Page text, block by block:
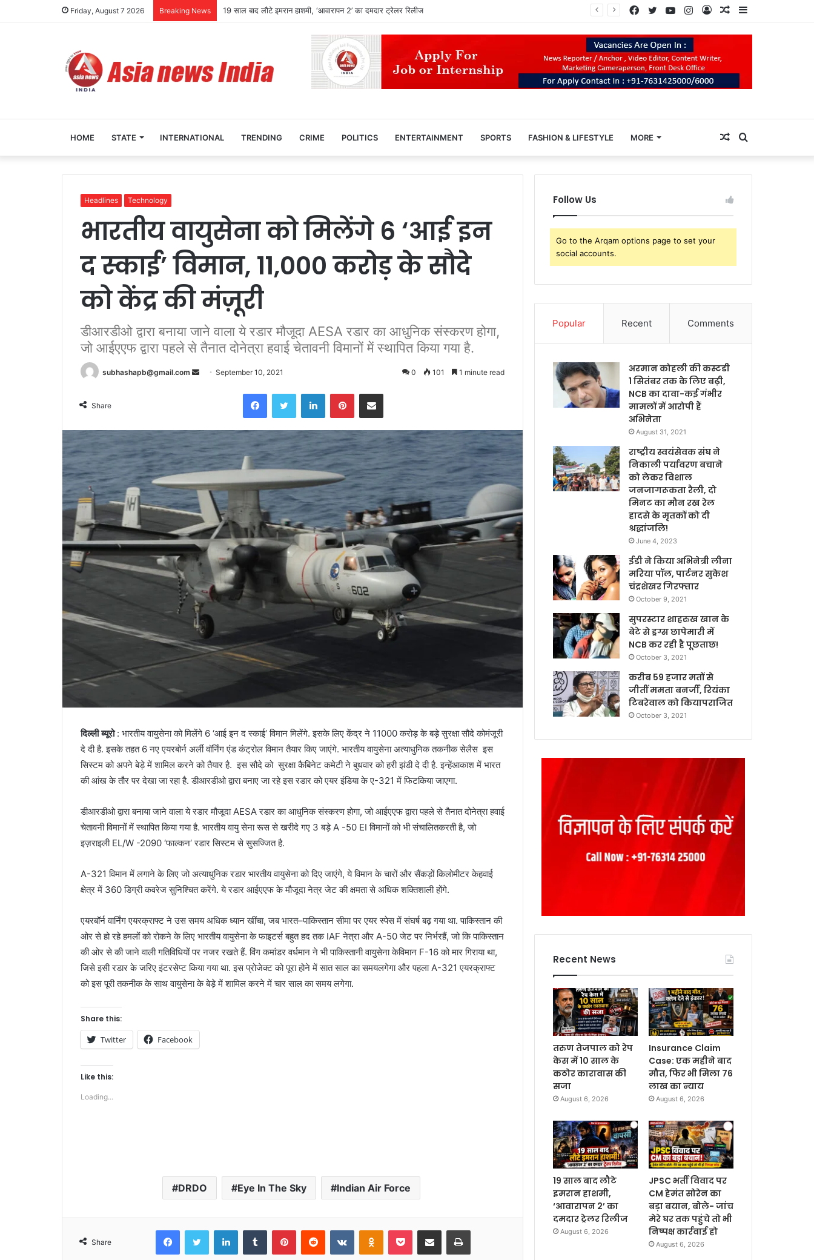
Friday, August 7 2026 Breaking News JPSC भर्ती विवाद पर CM हेमंत सोरेन का बड़ा बयान, बोले- जांच मेरे घर तक पहुंचे तो भी निष्पक्ष कार्रवाई हो Sidebar
Random
Log
Instagram
YouTube
Twitter
Facebook
HOME STATE INTERNATIONAL TRENDING CRIME POLITICS ENTERTAINMENT SPORTS FASHION & LIFESTYLE MORE Search
for
Random
Article
Headlines Technology
भारतीय वायुसेना को मिलेंगे 6 ‘आई इन
द स्काई’ विमान, 11,000 करोड़ के सौदे
को केंद्र की मंज़ूरी
डीआरडीओ द्वारा बनाया जाने वाला ये रडार मौजूदा AESA रडार का आधुनिक संस्करण होगा,
जो आईएएफ द्वारा पहले से तैनात दोनेत्रा हवाई चेतावनी विमानों में स्थापित किया गया है.
subhashapb@gmail.com
SendSeptember 10, 2021 0 101 1 minute read
Share
FacebookTwitter LinkedInPinterestShare via Email
दिल्ली ब्यूरो: भारतीय वायुसेना को मिलेंगे 6 ‘आई इन द स्काई‘विमान मिलेंगे.इसके लिए केंद्र ने 11000करोड़ के बड़े सुरक्षा सौदे कोमंजूरी
दे दी है.इसके तहत6नए एयरबोर्न अर्ली वॉर्निंग एंड कंट्रोल विमान तैयार किए जाएंगे. भारतीय वायुसेना अत्याधुनिक तकनीक सेलैस इस
सिस्टम को अपने बेड़े में शामिल करने को तैयार है.इस सौदे को सुरक्षा कैबिनेट कमेटी ने बुधवार को हरी झंडी दे दी है.इन्हेंआकाश में भारत
की आंख के तौर पर देखा जा रहा है.डीआरडीओ द्वारा बनाए जा रहे इस रडार को एयर इंडिया के ए-321में फिटकिया जाएगा.
डीआरडीओ द्वारा बनाया जाने वाला ये रडार मौजूदाAESAरडार का आधुनिक संस्करण होगा,जो आईएएफ द्वारा पहले से तैनात दोनेत्रा हवाई
चेतावनी विमानों में स्थापित किया गया है. भारतीय वायु सेना रूस से खरीदे गए 3बड़ेA -50 EIविमानों को भी संचालितकरती है,जो
इज़राइलीEL/W -2090 ‘फाल्कन‘रडार सिस्टम से सुसज्जित है.
A-321विमान में लगाने के लिए जो अत्याधुनिक रडार भारतीय वायुसेना को दिए जाएंगे,ये विमान के चारों और सैंकड़ों किलोमीटर केहवाई
क्षेत्र में 360डिग्री कवरेज सुनिश्चित करेंगे.ये रडार आईएएफ के मौजूदा नेत्र जेट की क्षमता से अधिक शक्तिशाली होंगे.
एयरबॉर्न वार्निंग एयरक्राफ्ट ने उस समय अधिक ध्यान खींचा,जब भारत–पाकिस्तान सीमा पर एयर स्पेस में संघर्ष बढ़ गया था.पाकिस्तान की
ओर से हो रहे हमलों को रोकने के लिए भारतीय वायुसेना के फाइटर्स बहुत हद तकIAFनेत्रा और A-50जेट पर निर्भरहैं,जो कि पाकिस्तान
की ओर से की जाने वाली गतिविधियों पर नजर रखते हैं.विंग कमांडर वर्धमान ने भी पाकिस्तानी वायुसेना केविमान F-16को मार गिराया था,
जिसे इसी रडार के जरिए इंटरसेप्ट किया गया था.इस प्रोजेक्ट को पूरा होने में सात साल का समयलगेगा और पहलाA-321एयरक्राफ्ट
को इस पूरी तकनीक के साथ वायुसेना के बेड़े में शामिल करने में चार साल का समय लगेगा.
Share this:
Twitter Facebook
Like this:
Loading...
DRDO Eye In The Sky Indian Air Force
Share
FacebookTwitter LinkedInTumblr PinterestReddit VKontakteOdnoklassniki
Pocket Share via Email Print
Follow Us
Go to the Arqam options page to set your
social accounts.
Popular Recent Comments
अरमान कोहली की कस्टडी
1 सितंबर तक के लिए बढ़ी,
NCB का दावा-कई गंभीर
मामलों में आरोपी हैं
अभिनेता
August 31, 2021
राष्ट्रीय स्वयंसेवक संघ ने
निकाली पर्यावरण बचाने
को लेकर विशाल
जनजागरूकता रैली, दो
मिनट का मौन रख रेल
हादसे के मृतकों को दी
श्रद्धांजलि!
June 4, 2023
ईडी ने किया अभिनेत्री लीना
मरिया पॉल, पार्टनर सुकेश
चंद्रशेखर गिरफ्तार
October 9, 2021
सुपरस्टार शाहरुख खान के
बेटे से ड्रग्स छापेमारी में
NCB कर रही है पूछताछ!
October 3, 2021
करीब 59 हजार मतों से
जीतीं ममता बनर्जी, रियंका
टिबरेवाल को कियापराजित
October 3, 2021
Recent News
तरुण तेजपाल को रेप
केस में 10 साल के
कठोर कारावास की
सजा
August 6, 2026
Insurance Claim
Case: एक महीने बाद
मौत, फिर भी मिला 76
लाख का न्याय
August 6, 2026
19 साल बाद लौटे
इमरान हाशमी,
‘आवारापन 2’ का
दमदार ट्रेलर रिलीज
August 6, 2026
JPSC भर्ती विवाद पर
CM हेमंत सोरेन का
बड़ा बयान, बोले- जांच
मेरे घर तक पहुंचे तो भी
निष्पक्ष कार्रवाई हो
August 6, 2026